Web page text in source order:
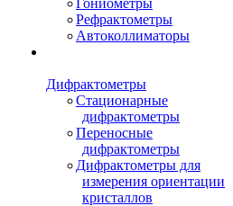
Гониометры
Рефрактометры
Автоколлиматоры
Дифрактометры
Стационарные
дифрактометры
Переносные
дифрактометры
Дифрактометры для
измерения ориентации
кристаллов